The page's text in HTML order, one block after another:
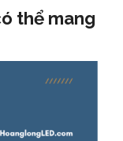
thể mang